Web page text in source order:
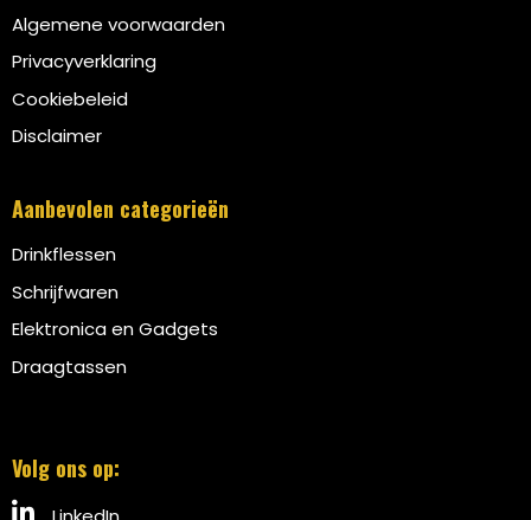
Algemene voorwaarden
Privacyverklaring
Cookiebeleid
Disclaimer
Aanbevolen categorieën
Drinkflessen
Schrijfwaren
Elektronica en Gadgets
Draagtassen
Volg ons op: